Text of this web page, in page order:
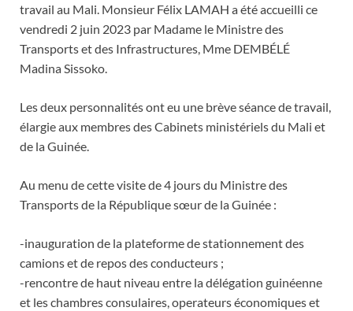
travail au Mali. Monsieur Félix LAMAH a été accueilli ce
vendredi 2 juin 2023 par Madame le Ministre des
Transports et des Infrastructures, Mme DEMBÉLÉ
Madina Sissoko.
Les deux personnalités ont eu une brève séance de travail,
élargie aux membres des Cabinets ministériels du Mali et
de la Guinée.
Au menu de cette visite de 4 jours du Ministre des
Transports de la République sœur de la Guinée :
-inauguration de la plateforme de stationnement des
camions et de repos des conducteurs ;
-rencontre de haut niveau entre la délégation guinéenne
et les chambres consulaires, operateurs économiques et